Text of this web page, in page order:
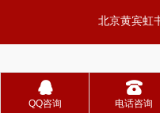
北京黄宾虹
󰇇
QQ咨询
󰇯
电话咨询